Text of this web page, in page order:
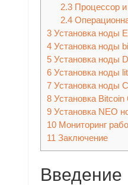
2.3Процессор и
2.4
3 Установка ноды
4 Установка ноды
5 Установка ноды
6 Установка ноды
7 Установка ноды
8 Установка
9 Установка NEO
10 Мониторинг
11 Заключение
Введение